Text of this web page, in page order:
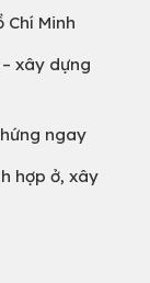
Chí Minh
xây dựng
ngay
hợp ở, xây